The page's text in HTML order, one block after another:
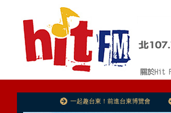
一起趣台東！前進台東博覽會